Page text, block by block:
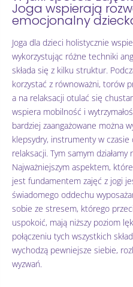
Joga wspierają
emocjonalny
Joga dla dzieci holistycznie
wykorzystując różne techniki
składa się z kilku struktur.
korzystać z równoważni, torów
a na relaksacji otulać się
wspiera mobilność i
bardziej zaangażowane można
klepsydry, instrumenty w czasie
relaksacji. Tym samym działamy
Najważniejszym aspektem,
jest fundamentem zajęć z jogi
świadomego oddechu
sobie ze stresem, którego
uspokoić, mają niższy poziom
połączeniu tych wszystkich
wychodzą pewniejsze siebie,
wyzwań.